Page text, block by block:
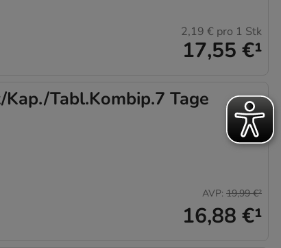
17,55 €¹
2,19 € pro 1 Stk
Tabl.Kombip.7 Tage
16,88 €¹
AVP: 19,99 €²